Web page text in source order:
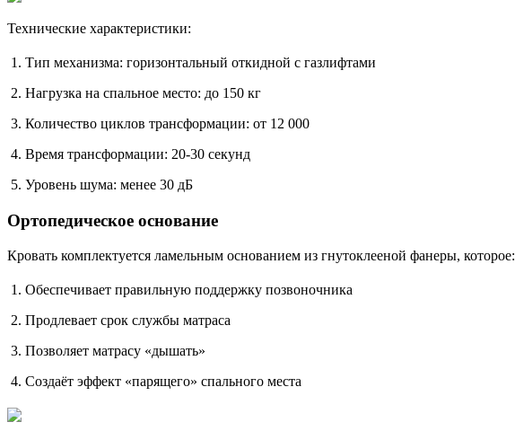
Технические характеристики:
Тип механизма: горизонтальный откидной с газлифтами
Нагрузка на спальное место: до 150 кг
Количество циклов трансформации: от 12 000
Время трансформации: 20-30 секунд
Уровень шума: менее 30 дБ
Ортопедическое основание
Кровать комплектуется ламельным основанием из гнутоклееной фанеры, которое:
Обеспечивает правильную поддержку позвоночника
Продлевает срок службы матраса
Позволяет матрасу «дышать»
Создаёт эффект «парящего» спального места